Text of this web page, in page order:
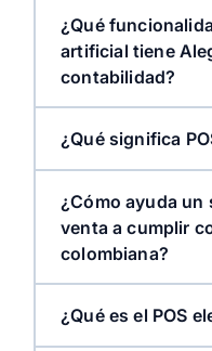
¿Qué
artificial tiene
contabilidad?
¿Qué significa
¿Cómo ayuda
venta a cumplir
colombiana?
¿Qué es el POS